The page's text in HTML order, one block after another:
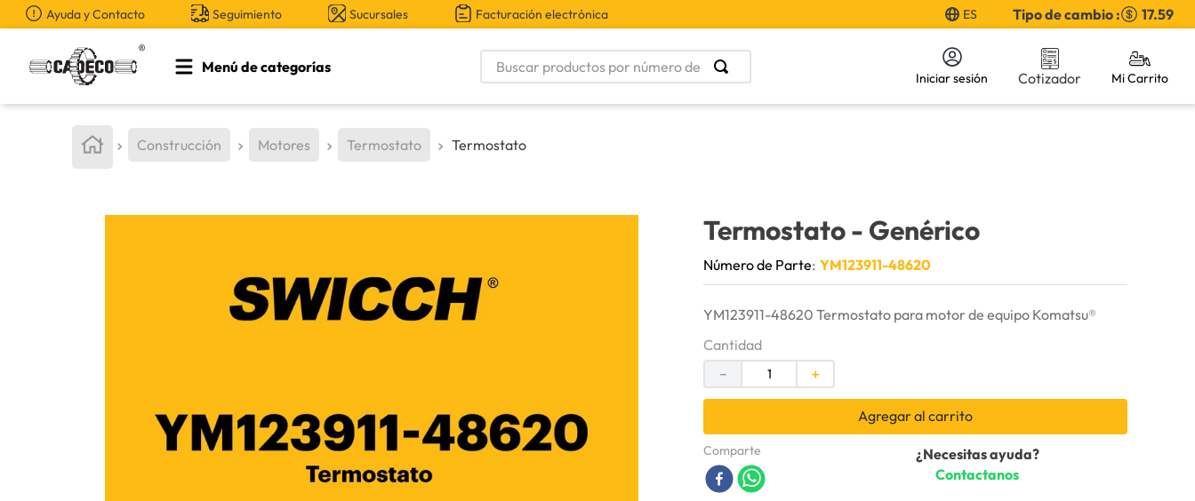
Ayuda y Contacto Seguimiento Sucursales Facturación electrónica ES Tipo de cambio : 17.59
Menú de categorías
Buscar productos por número de parte
Iniciar sesión Cotizador
Construcción Motores Termostato Termostato
Termostato- Genérico
Número de Parte: YM123911-48620
YM123911-48620 Termostato para motor de equipo Komatsu®
Cantidad
＋
－
Agregar al carrito
Comparte
¿Necesitas ayuda?
Contactanos
TÉRMINOS MÁS BUSCADOS
puntas
pintura
10. rin